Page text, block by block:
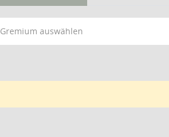
Gremium auswählen